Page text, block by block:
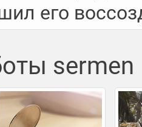
его
sermen